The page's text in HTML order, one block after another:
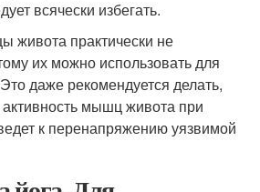
всячески избегать.
живота практически не
их можно использовать для
даже рекомендуется делать,
мышц живота при
к перенапряжению уязвимой